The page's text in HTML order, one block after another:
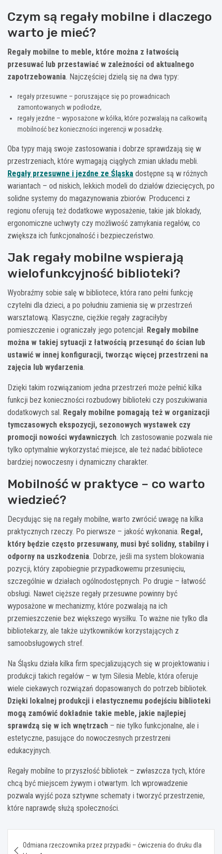
Czym są regały mobilne i dlaczego
warto je mieć?
Regały mobilne to meble, które można z łatwością
przesuwać lub przestawiać w zależności od aktualnego
zapotrzebowania. Najczęściej dzielą się na dwa typy:
regały przesuwne – poruszające się po prowadnicach
zamontowanych w podłodze,
regały jezdne – wyposażone w kółka, które pozwalają na całkowitą
mobilność bez konieczności ingerencji w posadzkę.
Oba typy mają swoje zastosowania i dobrze sprawdzają się w
przestrzeniach, które wymagają ciągłych zmian układu mebli.
Regały przesuwne i jezdne ze Śląska dostępne są w różnych
wariantach – od niskich, lekkich modeli do działów dziecięcych, po
solidne systemy do magazynowania zbiorów. Producenci z
regionu oferują też dodatkowe wyposażenie, takie jak blokady,
ergonomiczne uchwyty czy możliwość zamykania regałów, co
zwiększa ich funkcjonalność i bezpieczeństwo.
Jak regały mobilne wspierają
wielofunkcyjność biblioteki?
Wyobraźmy sobie salę w bibliotece, która rano pełni funkcję
czytelni dla dzieci, a po południu zamienia się w przestrzeń
warsztatową. Klasyczne, ciężkie regały zagraciłyby
pomieszczenie i ograniczały jego potencjał. Regały mobilne
można w takiej sytuacji z łatwością przesunąć do ścian lub
ustawić w innej konfiguracji, tworząc więcej przestrzeni na
zajęcia lub wydarzenia.
Dzięki takim rozwiązaniom jedna przestrzeń może pełnić kilka
funkcji bez konieczności rozbudowy biblioteki czy poszukiwania
dodatkowych sal. Regały mobilne pomagają też w organizacji
tymczasowych ekspozycji, sezonowych wystawek czy
promocji nowości wydawniczych. Ich zastosowanie pozwala nie
tylko optymalnie wykorzystać miejsce, ale też nadać bibliotece
bardziej nowoczesny i dynamiczny charakter.
Mobilność w praktyce – co warto
wiedzieć?
Decydując się na regały mobilne, warto zwrócić uwagę na kilka
praktycznych rzeczy. Po pierwsze – jakość wykonania. Regał,
który będzie często przesuwany, musi być solidny, stabilny i
odporny na uszkodzenia. Dobrze, jeśli ma system blokowania
pozycji, który zapobiegnie przypadkowemu przesunięciu,
szczególnie w działach ogólnodostępnych. Po drugie – łatwość
obsługi. Nawet cięższe regały przesuwne powinny być
wyposażone w mechanizmy, które pozwalają na ich
przemieszczenie bez większego wysiłku. To ważne nie tylko dla
bibliotekarzy, ale także użytkowników korzystających z
samoobsługowych stref.
Na Śląsku działa kilka firm specjalizujących się w projektowaniu i
produkcji takich regałów – w tym Silesia Meble, która oferuje
wiele ciekawych rozwiązań dopasowanych do potrzeb bibliotek.
Dzięki lokalnej produkcji i elastycznemu podejściu biblioteki
mogą zamówić dokładnie takie meble, jakie najlepiej
sprawdzą się w ich wnętrzach – nie tylko funkcjonalne, ale i
estetyczne, pasujące do nowoczesnych przestrzeni
edukacyjnych.
Regały mobilne to przyszłość bibliotek – zwłaszcza tych, które
chcą być miejscem żywym i otwartym. Ich wprowadzenie
pozwala wyjść poza sztywne schematy i tworzyć przestrzenie,
które naprawdę służą społeczności.
Odmiana rzeczownika przez przypadki – ćwiczenia do druku dla